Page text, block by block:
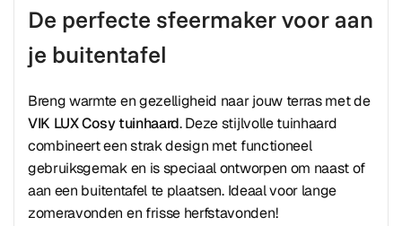
De perfecte sfeermaker voor aan
je buitentafel
Breng warmte en gezelligheid naar jouw terras met de
VIK LUX Cosy tuinhaard. Deze stijlvolle tuinhaard
combineert een strak design met functioneel
gebruiksgemak en is speciaal ontworpen om naast of
aan een buitentafel te plaatsen. Ideaal voor lange
zomeravonden en frisse herfstavonden!